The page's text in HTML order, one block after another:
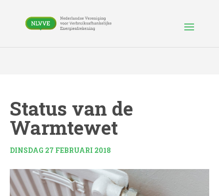
Status van de
Warmtewet
DINSDAG 27 FEBRUARI 2018